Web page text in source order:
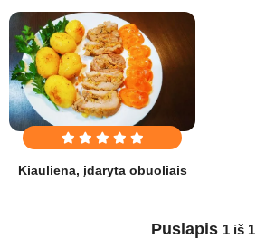
Kiauliena, įdaryta obuoliais
Puslapis 1 iš 1